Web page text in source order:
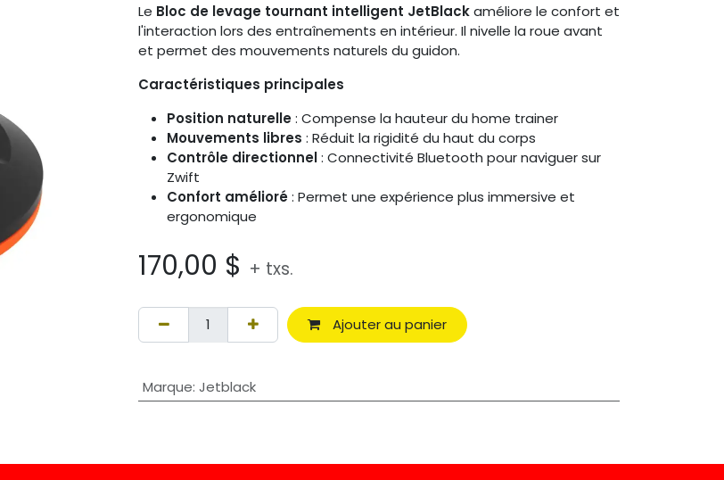
Le Bloc de levage tournant intelligent JetBlackaméliore le confort et
l'interaction lors des entraînements en intérieur. Il nivelle la roue avant
et permet des mouvements naturels du guidon.
Caractéristiques principales
Position naturelle: Compense la hauteur du home trainer
Mouvements libres : Réduit la rigidité du haut du corps
Contrôle directionnel: Connectivité Bluetooth pour naviguer sur
Zwift
Confort amélioré: Permet une expérience plus immersive et
ergonomique
170,00 $ + txs.
Ajouter au panier
Marque: Jetblack